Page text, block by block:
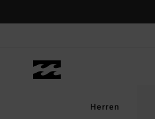
Herren